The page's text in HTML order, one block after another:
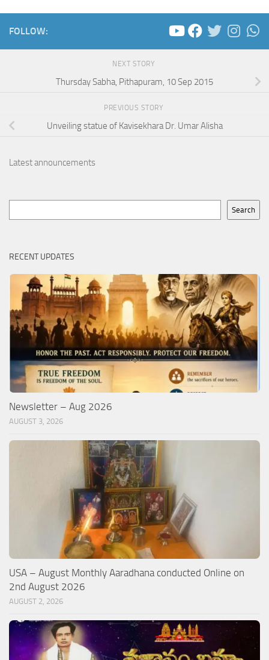
FOLLOW:
NEXT STORY
Thursday Sabha, Pithapuram, 10 Sep 2015
PREVIOUS STORY
Unveiling statue of Kavisekhara Dr. Umar Alisha
Latest announcements
Search
RECENT UPDATES
Newsletter – Aug 2026
AUGUST 3, 2026
USA – August Monthly Aaradhana conducted Online on
2nd August 2026
AUGUST 2, 2026